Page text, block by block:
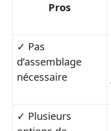
Pros
✓ Pas
d’assemblage
nécessaire
✓ Plusieurs